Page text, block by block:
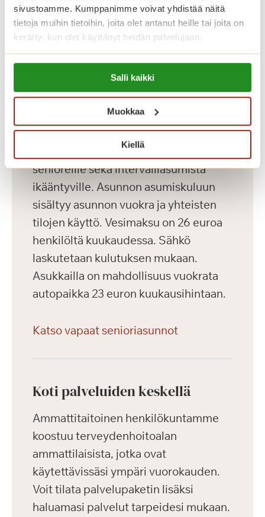
sivustoamme. Kumppanimme voivat yhdistää näitä
tietoja muihin tietoihin, joita olet antanut heille tai joita on
kerätty, kun olet käyttänyt heidän palvelujaan.
Lue lisää evästeistä:
https://sagacare.fi/evasteet/
Salli kaikki
Muokkaa
Kiellä
Viihtyisissä yhteistiloissa ovat upeat
talvipuutarhat, ravintoloita, kirjasto,
saunaosasto sisä- ja ulkoaltaineen.
Saga-palvelutalon asunnoissa asut
turvallisesti ja saat apua aina, kun sitä
tarvitset.
Saga Kaskenniitty tarjoaa viihtyisää ja
laadukasta vuokra-asumista aktiivisille
senioreille sekä intervalliasumista
ikääntyville. Asunnon asumiskuluun
sisältyy asunnon vuokra ja yhteisten
tilojen käyttö. Vesimaksu on 26 euroa
henkilöltä kuukaudessa. Sähkö
laskutetaan kulutuksen mukaan.
Asukkailla on mahdollisuus vuokrata
autopaikka 23 euron kuukausihintaan.
Katso vapaat senioriasunnot
Koti palveluiden keskellä
Ammattitaitoinen henkilökuntamme
koostuu terveydenhoitoalan
ammattilaisista, jotka ovat
käytettävissäsi ympäri vuorokauden.
Voit tilata palvelupaketin lisäksi
haluamasi palvelut tarpeidesi mukaan.